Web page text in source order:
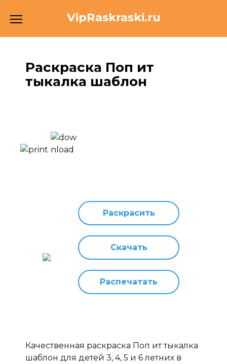
VipRaskraski.ru
Раскраска Поп ит
тыкалка шаблон
Раскрасить
Скачать
Распечатать
Качественная раскраска Поп ит тыкалка
шаблон для детей 3, 4, 5 и 6 летних в